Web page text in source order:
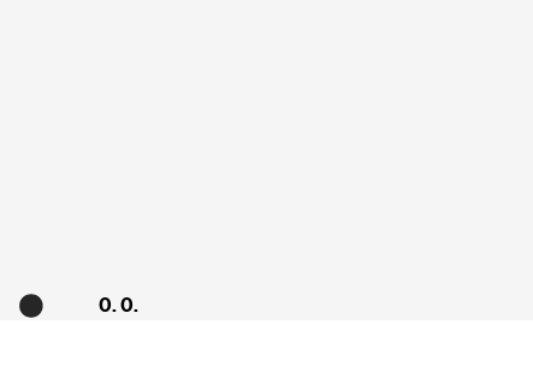
0. 0.